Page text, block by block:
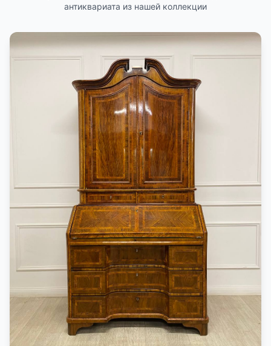
антиквариата из нашей коллекции